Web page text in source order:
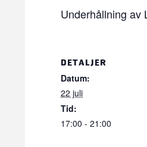
Underhållning av
DETALJER
Datum:
22 juli
Tid:
17:00 - 21:00